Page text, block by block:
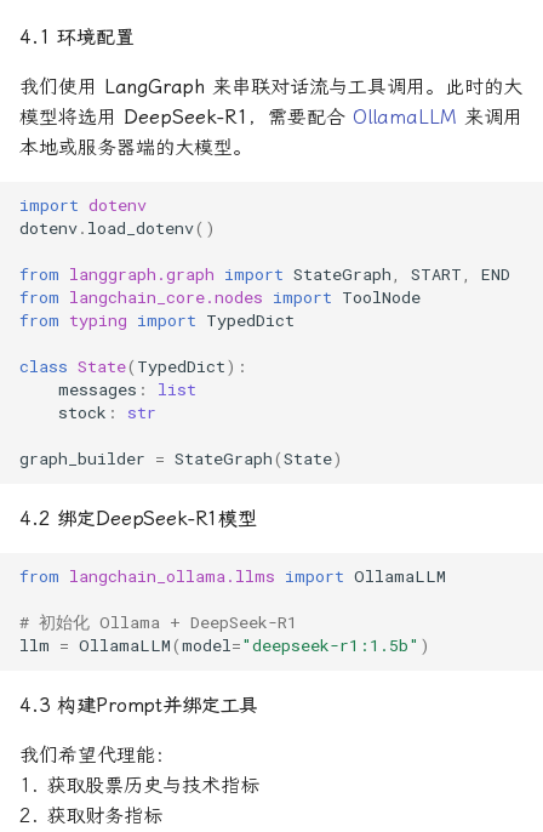
4.1 环境配置
我们使用 LangGraph 来串联对话流与工具调用。此时的大
模型将选用 DeepSeek-R1 ，需要配合 OllamaLLM 来调用
本地或服务器端的大模型。
import dotenv
dotenv. load_dotenv()
from langgraph.graph import StateGraph, START,
END
from langchain_core.nodes import ToolNode
from typing import TypedDict
class State( TypedDict):
messages :
list
stock : str
graph_builder = StateGraph(State)
4.2 绑定DeepSeek-R1模型
from langchain_ollama.llms import OllamaLLM
# 初始化 Ollama + DeepSeek-R1
llm = OllamaLLM(model="deepseek-r1:1.5b" )
4.3 构建Prompt并绑定工具
我们希望代理能：
1. 获取股票历史与技术指标
2. 获取财务指标